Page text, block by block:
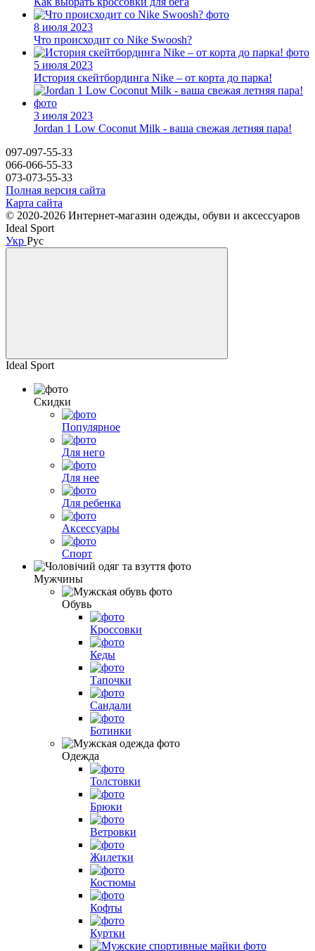
8 июля 2023
Что происходит со Nike Swoosh?
5 июля 2023
История скейтбординга Nike – от корта до парка!
3 июля 2023
Jordan 1 Low Coconut Milk - ваша свежая летняя пара!
097-097-55-33
066-066-55-33
073-073-55-33
Полная версия сайта
Карта сайта
© 2020-2026 Интернет-магазин одежды, обуви и аксессуаров
Ideal Sport
Укр Рус
Ideal Sport
Скидки
Популярное
Для него
Для нее
Для ребенка
Аксессуары
Спорт
Мужчины
Обувь
Кроссовки
Кеды
Тапочки
Сандали
Ботинки
Одежда
Толстовки
Брюки
Ветровки
Жилетки
Костюмы
Кофты
Куртки